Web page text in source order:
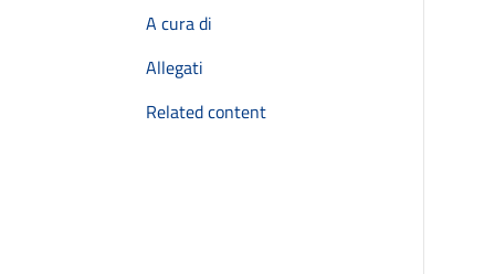
A cura di
Allegati
Related content